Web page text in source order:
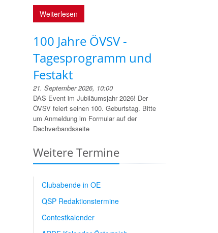
Weiterlesen
100 Jahre ÖVSV -
Tagesprogramm und
Festakt
21. September 2026, 10:00
DAS Event im Jubiläumsjahr 2026! Der
ÖVSV feiert seinen 100. Geburtstag. Bitte
um Anmeldung im Formular auf der
Dachverbandsseite
Weitere Termine
Clubabende in OE
QSP Redaktionstermine
Contestkalender